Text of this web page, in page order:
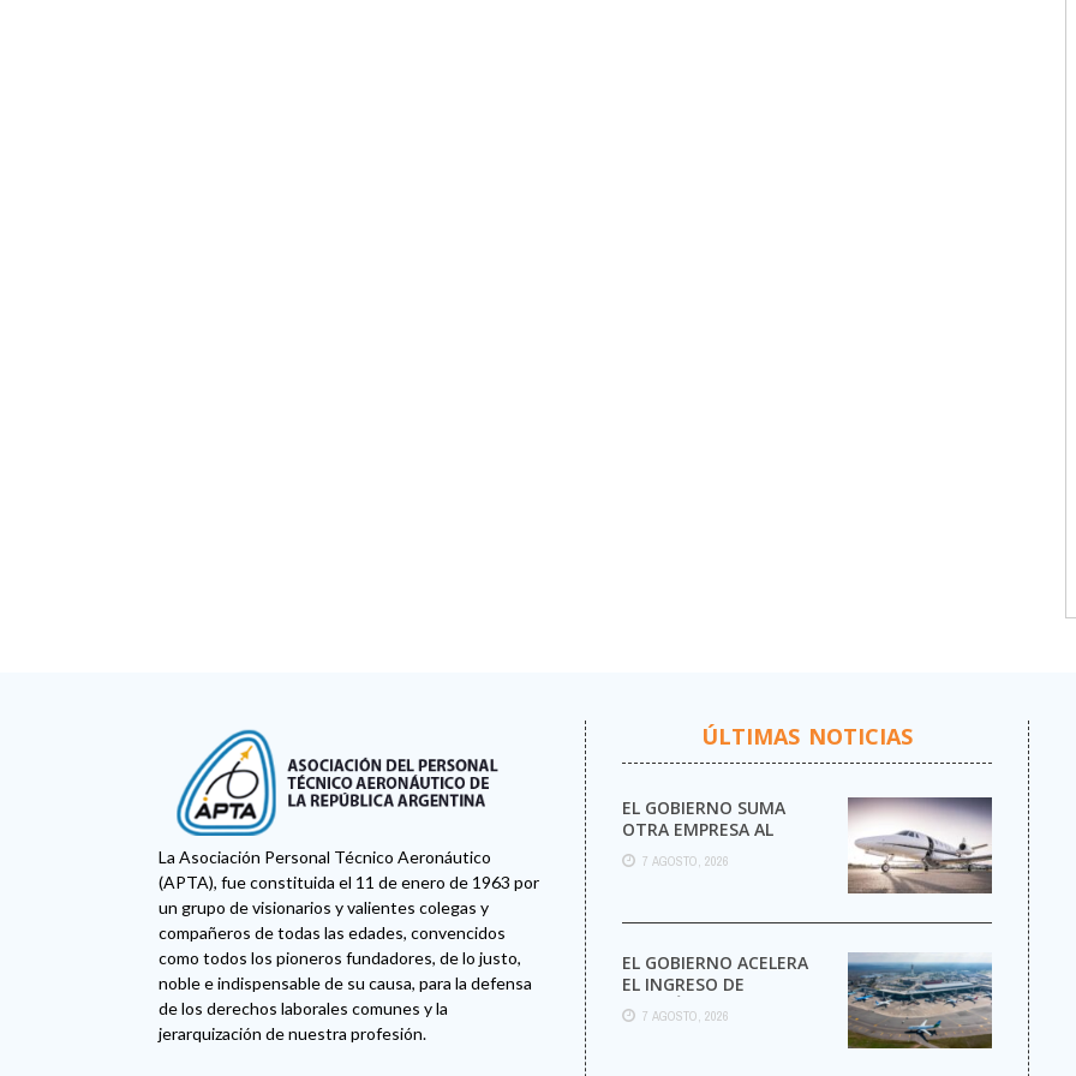
La Asociación Personal Técnico Aeronáutico
(APTA), fue constituida el 11 de enero de 1963 por
un grupo de visionarios y valientes colegas y
compañeros de todas las edades, convencidos
como todos los pioneros fundadores, de lo justo,
noble e indispensable de su causa, para la defensa
de los derechos laborales comunes y la
jerarquización de nuestra profesión.
ÚLTIMAS NOTICIAS
EL GOBIERNO SUMA
OTRA EMPRESA AL
NEGOCIO DE LOS VUELOS
PRIVADOS
7 AGOSTO, 2026
EL GOBIERNO ACELERA
EL INGRESO DE
AEROLÍNEAS
EXTRANJERAS CON
7 AGOSTO, 2026